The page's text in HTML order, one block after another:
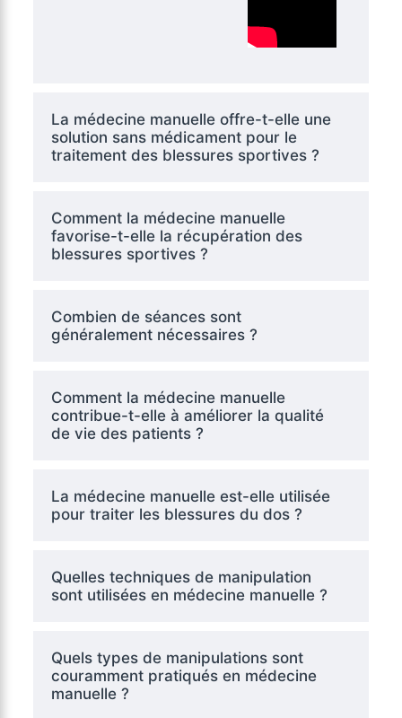
La médecine manuelle offre-t-elle une
solution sans médicament pour le
traitement des blessures sportives ?
Comment la médecine manuelle
favorise-t-elle la récupération des
blessures sportives ?
Combien de séances sont
généralement nécessaires ?
Comment la médecine manuelle
contribue-t-elle à améliorer la qualité
de vie des patients ?
La médecine manuelle est-elle utilisée
pour traiter les blessures du dos ?
Quelles techniques de manipulation
sont utilisées en médecine manuelle ?
Quels types de manipulations sont
couramment pratiqués en médecine
manuelle ?